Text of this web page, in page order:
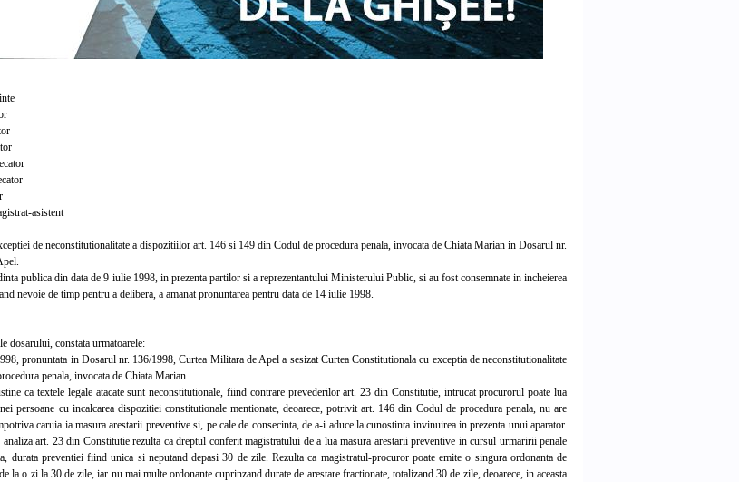
asistent
de neconstitutionalitate a dispozitiilor art. 146 si 149 din Codul de procedura penala, invocata de Chiata Marian in Dosarul nr.
publica din data de 9 iulie 1998, in prezenta partilor si a reprezentantului Ministerului Public, si au fost consemnate in incheierea
nevoie de timp pentru a delibera, a amanat pronuntarea pentru data de 14 iulie 1998.
dosarului, constata urmatoarele:
pronuntata in Dosarul nr. 136/1998, Curtea Militara de Apel a sesizat Curtea Constitutionala cu exceptia de neconstitutionalitate
penala, invocata de Chiata Marian.
ca textele legale atacate sunt neconstitutionale, fiind contrare prevederilor art. 23 din Constitutie, intrucat procurorul poate lua
persoane cu incalcarea dispozitiei constitutionale mentionate, deoarece, potrivit art. 146 din Codul de procedura penala, nu are
caruia ia masura arestarii preventive si, pe cale de consecinta, de a-i aduce la cunostinta invinuirea in prezenta unui aparator.
analiza art. 23 din Constitutie rezulta ca dreptul conferit magistratului de a lua masura arestarii preventive in cursul urmaririi penale
durata preventiei fiind unica si neputand depasi 30 de zile. Rezulta ca magistratul-procuror poate emite o singura ordonanta de
la o zi la 30 de zile, iar nu mai multe ordonante cuprinzand durate de arestare fractionate, totalizand 30 de zile, deoarece, in aceasta